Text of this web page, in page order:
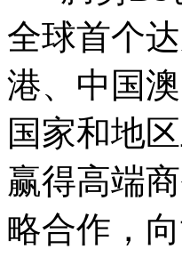
全球首个
港、中国
国家和地
赢得高端
略合作，